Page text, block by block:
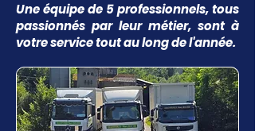
Une équipe de 5 professionnels, tous
passionnés par leur métier, sont à
votre service tout au long de l'année.